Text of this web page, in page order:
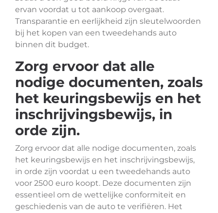
ervan voordat u tot aankoop overgaat.
Transparantie en eerlijkheid zijn sleutelwoorden
bij het kopen van een tweedehands auto
binnen dit budget.
Zorg ervoor dat alle
nodige documenten, zoals
het keuringsbewijs en het
inschrijvingsbewijs, in
orde zijn.
Zorg ervoor dat alle nodige documenten, zoals
het keuringsbewijs en het inschrijvingsbewijs,
in orde zijn voordat u een tweedehands auto
voor 2500 euro koopt. Deze documenten zijn
essentieel om de wettelijke conformiteit en
geschiedenis van de auto te verifiëren. Het